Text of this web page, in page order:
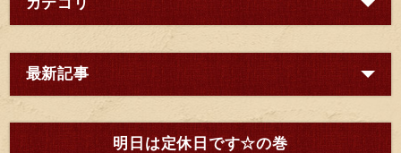
最新記事
明日は定休日です☆の巻